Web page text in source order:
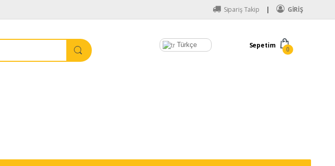
Sipariş Takip GİRİŞ
Türkçe Sepetim
0